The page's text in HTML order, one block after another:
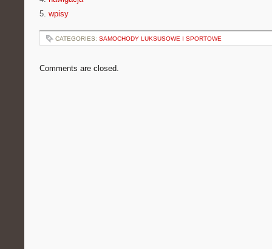
5. wpisy
CATEGORIES: SAMOCHODY LUKSUSOWE I SPORTOWE
Comments are closed.